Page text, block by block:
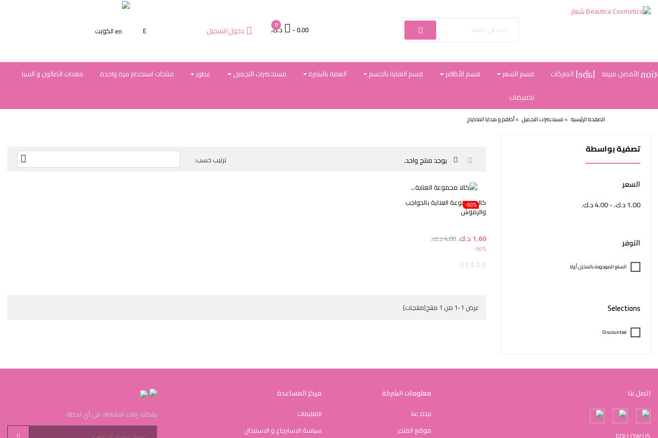
0 - 0.00 د.ك.‏  دخول/تسجيل E الكويت
الأفضل مبيعا label الماركات قسم الشعر قسم الأظافر قسم العناية بالجسم العناية بالبشرة مستحضرات التجميل عطور منتجات استخدام مرة واحدة
معدات الصالون و السبا
تخفيضات
الصفحة الرئيسية > مستحضرات التجميل >أطقم و هدايا الماكياج
تصفية بواسطة
السعر
1.00 د.ك.‏ - 4.00 د.ك.‏
التوفر
السلع الموجودة بالمخزن أولا
Selections
Discounted
يوجد منتج واحد. ترتيب حسب: 
‎-60%
كالا مجموعة العناية بالحواجب
والرموش
السعر
1.60 د.ك.‏ سعر
4.00 د.ك.‏
‎-60%
عرض 1-1 من 1 منتج(منتجات)
اتصل بنا معلومات الشركة
نبذة عنا
موقع المتجر
مركز المساعدة
التعليمات
سياسة الاسترجاع و الاستبدال
يمكنك إلغاء الاشتراك في أي لحظة.